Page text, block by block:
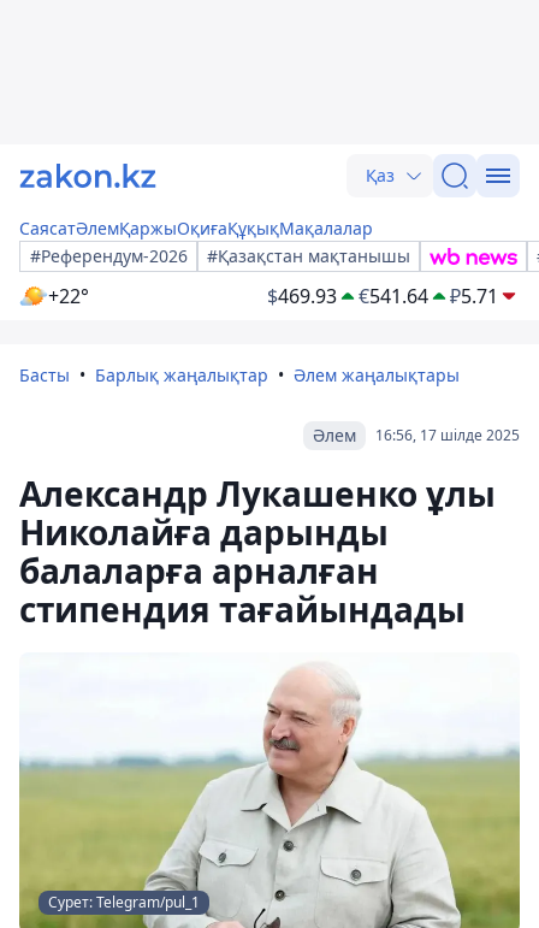
Қаз
СаясатӘлемҚаржыОқиғаҚұқықМақалалар
#Референдум-2026
#Қазақстан мақтанышы
+22° $469.93 €541.64 ₽5.71
Басты Барлық жаңалықтар Әлем жаңалықтары
16:56, 17 шілде 2025
Әлем
Александр Лукашенко ұлы
Николайға дарынды
балаларға арналған
стипендия тағайындады
Сурет: Telegram/pul_1